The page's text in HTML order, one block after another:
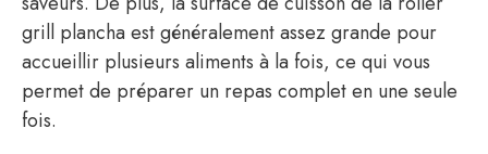
grill plancha est généralement assez grande pour
accueillir plusieurs aliments à la fois, ce qui vous
permet de préparer un repas complet en une seule
fois.